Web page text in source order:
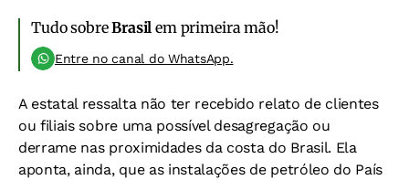
Tudo sobreBrasil em primeira mão!
Entre no canal do WhatsApp.
A estatal ressalta não ter recebido relato de clientes
ou filiais sobre uma possível desagregação ou
derrame nas proximidades da costa do Brasil. Ela
aponta, ainda, que as instalações de petróleo do País